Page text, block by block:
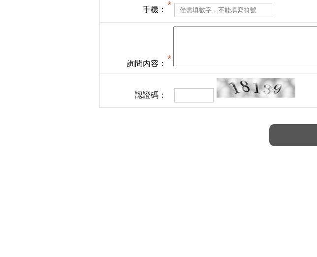
手機：
詢問內容：
認證碼：